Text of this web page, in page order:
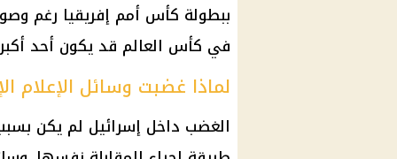
ببطولة كأس أمم إفريقيا رغم
في كأس العالم قد يكون أحد
لماذا غضبت وسائل الإعلام
الغضب داخل إسرائيل لم يكن